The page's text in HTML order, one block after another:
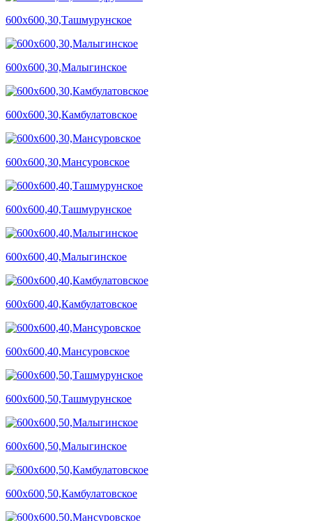
600х600,30,Ташмурунское
600х600,30,Малыгинское
600х600,30,Камбулатовское
600х600,30,Мансуровское
600х600,40,Ташмурунское
600х600,40,Малыгинское
600х600,40,Камбулатовское
600х600,40,Мансуровское
600х600,50,Ташмурунское
600х600,50,Малыгинское
600х600,50,Камбулатовское